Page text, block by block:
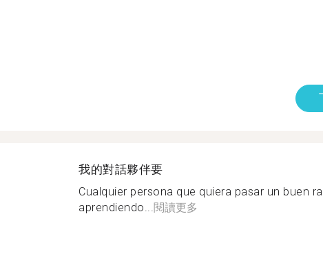
我的對話夥伴要
Cualquier persona que quiera pasar un buen
aprendiendo...閱讀更多